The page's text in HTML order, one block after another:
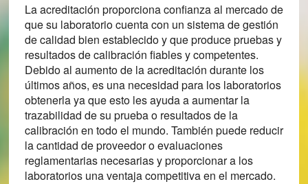
La acreditación proporciona confianza al mercado de
que su laboratorio cuenta con un sistema de gestión
de calidad bien establecido y que produce pruebas y
resultados de calibración fiables y competentes.
Debido al aumento de la acreditación durante los
últimos años, es una necesidad para los laboratorios
obtenerla ya que esto les ayuda a aumentar la
trazabilidad de su prueba o resultados de la
calibración en todo el mundo. También puede reducir
la cantidad de proveedor o evaluaciones
reglamentarias necesarias y proporcionar a los
laboratorios una ventaja competitiva en el mercado.